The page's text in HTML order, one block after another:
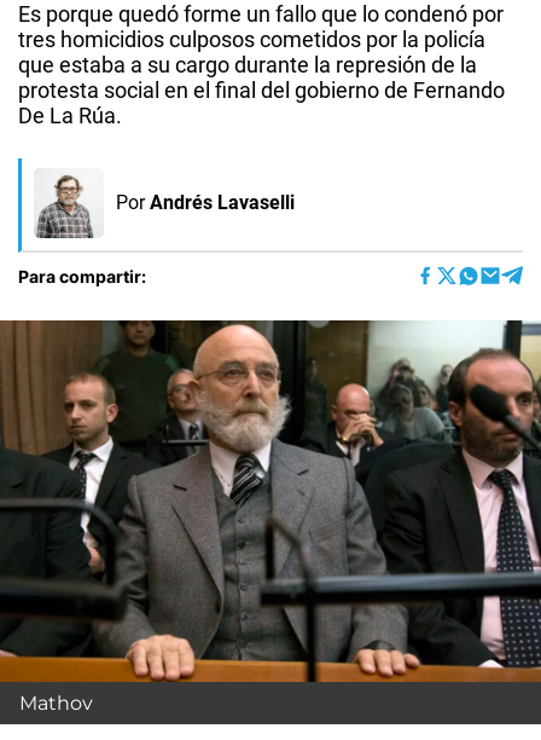
Es porque quedó forme un fallo que lo condenó por
tres homicidios culposos cometidos por la policía
que estaba a su cargo durante la represión de la
protesta social en el final del gobierno de Fernando
De La Rúa.
Por Andrés Lavaselli
Para compartir:
Mathov